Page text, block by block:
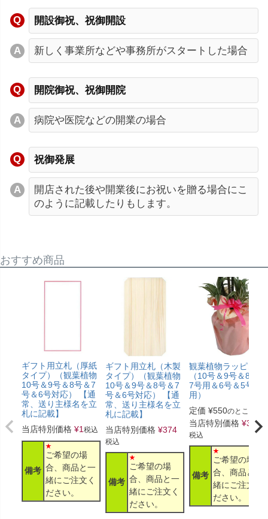
開設御祝、祝御開設
新しく事業所などや事務所がスタートした場合
開院御祝、祝御開院
病院や医院などの開業の場合
祝御発展
開店された後や開業後にお祝いを贈る場合にこ
のように記載したりもします。
おすすめ商品
ギフト用立札（厚紙
タイプ）（観葉植物
10号＆9号＆8号＆7
号＆6号対応） 【通
常、送り主様名を立
札に記載】
当店特別価格 ¥1税込
備考
ご希望の場
合、商品と一
緒にご注文く
ださい。
ギフト用立札（木製
タイプ）（観葉植物
10号＆9号＆8号＆7
号＆6号対応） 【通
常、送り主様名を立
札に記載】
当店特別価格 ¥374
税込
備考
ご希望の場
合、商品と一
緒にご注文く
ださい。
観葉植物ラッピング
（10号＆9号＆8号＆
7号用＆6号＆5号
用）
定価 ¥550のところ
当店特別価格 ¥330
税込
備考
ご希望の場
合、商品と一
緒にご注文く
ださい。